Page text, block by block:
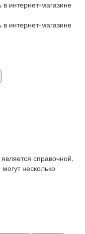
справочной.
несколько